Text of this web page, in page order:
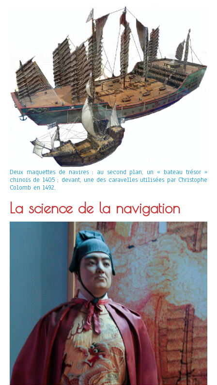
Deux maquettes de navires : au second plan, un « bateau trésor »
chinois de 1405 ; devant, une des caravelles utilisées par Christophe
Colomb en 1492.
La science de la navigation